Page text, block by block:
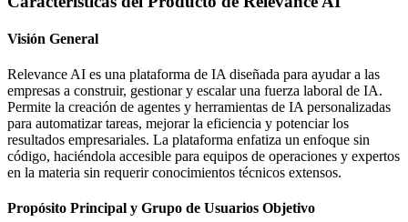
Visión General
Relevance AI es una plataforma de IA diseñada para ayudar a las
empresas a construir, gestionar y escalar una fuerza laboral de IA.
Permite la creación de agentes y herramientas de IA personalizadas
para automatizar tareas, mejorar la eficiencia y potenciar los
resultados empresariales. La plataforma enfatiza un enfoque sin
código, haciéndola accesible para equipos de operaciones y expertos
en la materia sin requerir conocimientos técnicos extensos.
Propósito Principal y Grupo de Usuarios Objetivo